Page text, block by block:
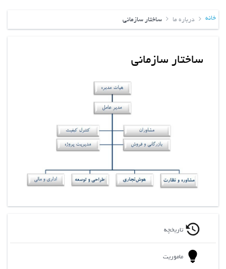
خانه درباره ما ساختار سازمانی
ساختار سازمانی
تاریخچه
ماموریت